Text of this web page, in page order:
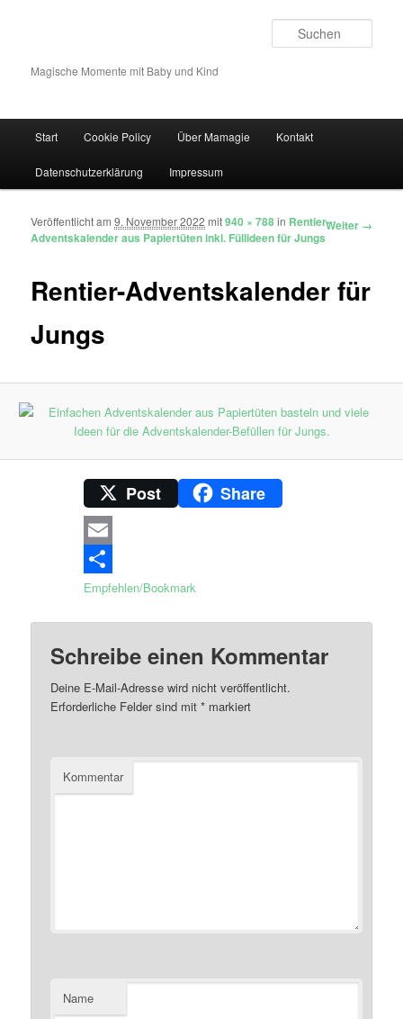
Magische Momente mit Baby und Kind
Zum Inhalt wechseln
Zum sekundären Inhalt wechseln
Start Cookie Policy Über Mamagie Kontakt
Datenschutzerklärung Impressum
Bilder-Navigation Weiter →
Rentier-Adventskalender für
Jungs
Veröffentlicht am9. November 2022 mit940 × 788in Rentier-
Adventskalender aus Papiertüten inkl. Füllideen für Jungs
Post Share
Email
Empfehlen/Bookmark
Schreibe einen Kommentar
Deine E-Mail-Adresse wird nicht veröffentlicht.
Erforderliche Felder sind mit* markiert
Kommentar
Name